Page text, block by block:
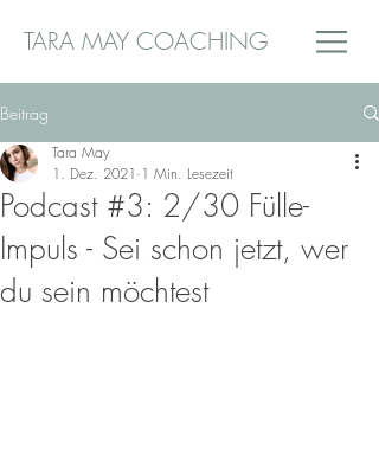
TARA MAY COACHING
Beitrag
Podcast #3: 2/30 Fülle-
Impuls - Sei schon jetzt, wer
du sein möchtest
Tara May
1. Dez. 2021 1 Min. Lesezeit